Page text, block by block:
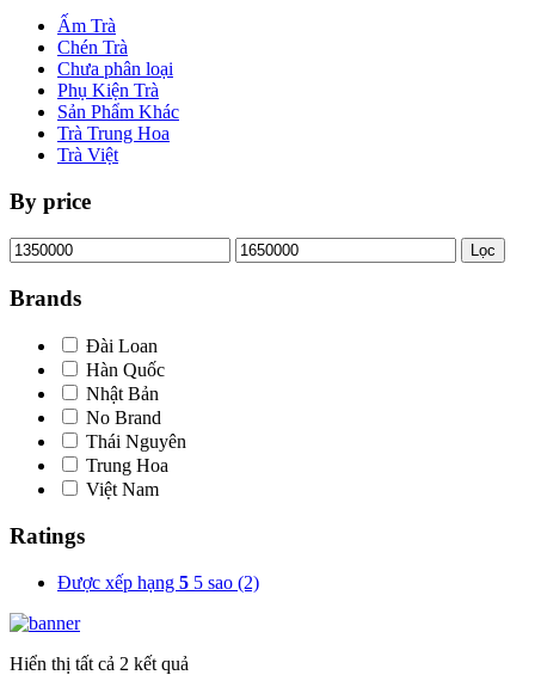
Ấm Trà
Chén Trà
Chưa phân loại
Phụ Kiện Trà
Sản Phẩm Khác
Trà Trung Hoa
Trà Việt
By price
Giá
tối
thiểu
Giá
tối
Lọc
Brands
Đài Loan
Hàn Quốc
Nhật Bản
No Brand
Thái Nguyên
Trung Hoa
Việt Nam
Ratings
Được xếp hạng 5 5 sao (2)
Hiển thị tất cả 2 kết quả